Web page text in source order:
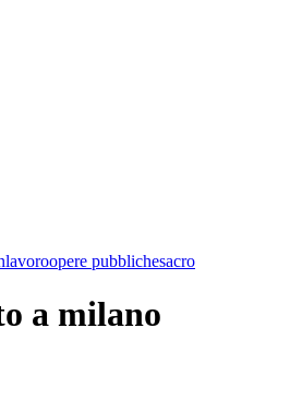
lavoroopere pubblichesacro
a milano